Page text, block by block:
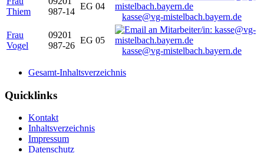
Thiem
987-14
EG 04
kasse@vg-mistelbach.bayern.de
Frau
Vogel
09201
987-26
EG 05
kasse@vg-mistelbach.bayern.de
Gesamt-Inhaltsverzeichnis
Quicklinks
Kontakt
Inhaltsverzeichnis
Impressum
Datenschutz